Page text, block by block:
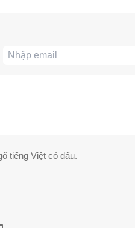
tiếng Việt có dấu.